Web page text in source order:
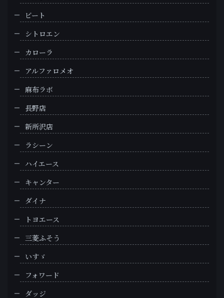
ビート
シトロエン
カローラ
アルファロメオ
麻布ラボ
長野店
新所沢店
ラシーン
ハイエース
キャンター
ダイナ
トヨエース
三菱ふそう
いすゞ
フォワード
ダッジ